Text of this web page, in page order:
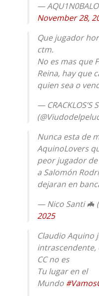
—
November 28,
Que jugador
ctm.
No es mas que
Reina, hay que
quien sea o
— CRACKLOS’S
Nunca esta de
AquinoLovers
peor jugador
a Salomón
dejaran en
— Nico Santi 🦇
2025
Claudio Aquino
intrascendente,
CC no es
Tu lugar en el
Mundo